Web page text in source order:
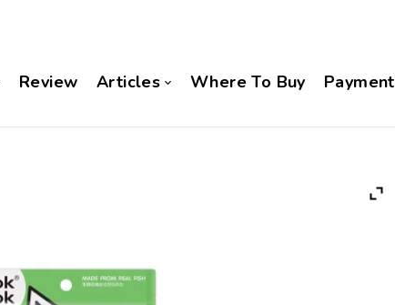
Review Articles Where To Buy Payment